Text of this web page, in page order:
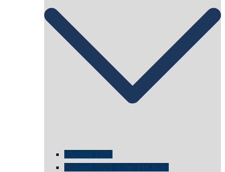
istanbul 1995
Istanbul 2015 in der IHK Köln